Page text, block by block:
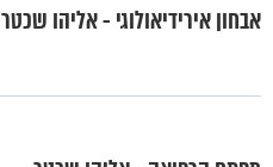
אבחון אירידיאולוגי - אליהו שכטר